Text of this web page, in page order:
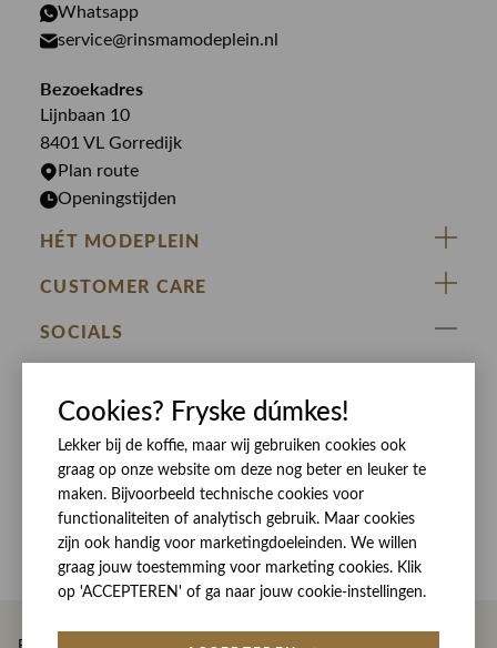
PME Legend
Butcher of Blue
Bekijk alle merken >
Jeans
Jurken
Rokken
Overhemden
T-shirts
Whatsapp
service@rinsmamodeplein.nl
Bezoekadres
Lijnbaan 10
8401 VL Gorredijk
Plan route
Openingstijden
HÉT MODEPLEIN
ZIJ VAN RINSMA
DE HEEREN VAN RINSMA
RINSMA.CONCEPTS
Eten en drinken
Openingstijden
Werken bij RINSMA
CUSTOMER CARE
Veelgestelde vragen
Retourneren & Ruilen
Betaalmethoden
Bezorgen
Contact
Reviews
SOCIALS
Cookies? Fryske dúmkes!
Lekker bij de koffie, maar wij gebruiken cookies ook
graag op onze website om deze nog beter en leuker te
maken. Bijvoorbeeld technische cookies voor
functionaliteiten of analytisch gebruik. Maar cookies
zijn ook handig voor marketingdoeleinden. We willen
graag jouw toestemming voor marketing cookies. Klik
op 'ACCEPTEREN' of ga naar jouw cookie-instellingen.